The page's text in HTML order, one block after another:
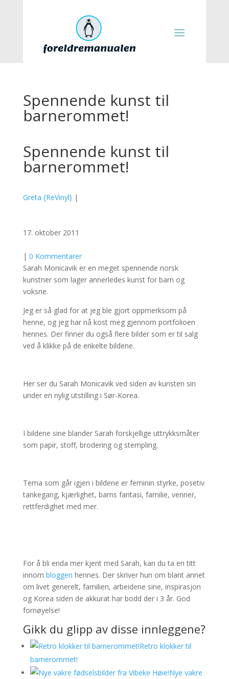
Spennende kunst til
barnerommet!
Spennende kunst til
barnerommet!
Greta {ReVinyl}|
17. oktober 2011
| 0 Kommentarer
Sarah Monicavik er en meget spennende norsk
kunstner som lager annerledes kunst for barn og
voksne.
Jeg er så glad for at jeg ble gjort oppmerksom på
henne, og jeg har nå kost meg gjennom portfolioen
hennes. Der finner du også flere bilder som er til salg
ved å klikke på de enkelte bildene.
Her ser du Sarah Monicavik ved siden av kunsten sin
under en nylig utstilling i Sør-Korea.
I bildene sine blander Sarah forskjellige uttrykksmåter
som papir, stoff, brodering og stempling.
Tema som går igjen i bildene er feminin styrke, posetiv
tankegang, kjærlighet, barns fantasi, familie, venner,
rettferdighet med mer.
For å bli enda mer kjent med Sarah, kan du ta en titt
innom bloggen hennes. Der skriver hun om blant annet
om livet generelt, familien, arbeidene sine, inspirasjon
og Korea siden de akkurat har bodd der i 3 år. God
fornøyelse!
Gikk du glipp av disse innleggene?
Retro klokker til
barnerommet!
Nye vakre